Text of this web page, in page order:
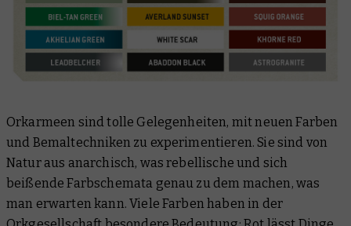
Orkarmeen sind tolle Gelegenheiten, mit neuen Farben
und Bemaltechniken zu experimentieren. Sie sind von
Natur aus anarchisch, was rebellische und sich
beißende Farbschemata genau zu dem machen, was
man erwarten kann. Viele Farben haben in der